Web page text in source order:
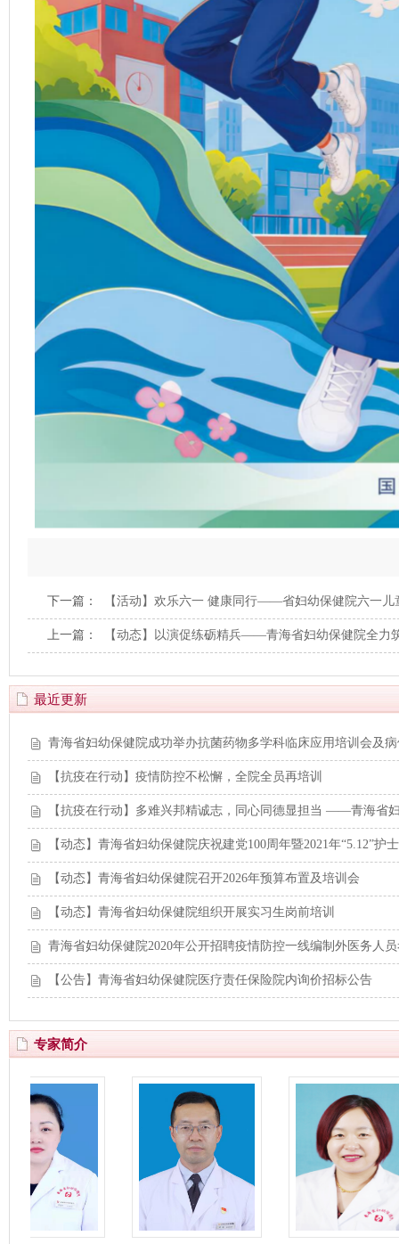
下一篇： 【活动】欢乐六一 健康同行——省妇幼保健院六一儿
上一篇： 【动态】以演促练砺精兵——青海省妇幼保健院全力
最近更新
青海省妇幼保健院成功举办抗菌药物多学科临床应用培训会及
【抗疫在行动】疫情防控不松懈，全院全员再培训
【抗疫在行动】多难兴邦精诚志，同心同德显担当 ——青海省
【动态】青海省妇幼保健院庆祝建党100周年暨2021年“5.12”护
【动态】青海省妇幼保健院召开2026年预算布置及培训会
【动态】青海省妇幼保健院组织开展实习生岗前培训
青海省妇幼保健院2020年公开招聘疫情防控一线编制外医务人
【公告】青海省妇幼保健院医疗责任保险院内询价招标公告
专家简介